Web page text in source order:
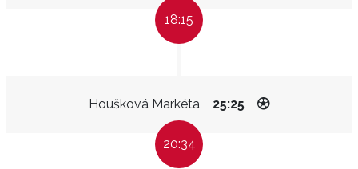
18:15
Houšková Markéta 25:25
20:34